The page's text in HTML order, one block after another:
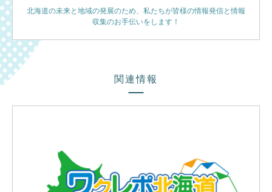
北海道の未来と地域の発展のため、私たちが皆様の情報発信と情報
収集のお手伝いをします！
関連情報